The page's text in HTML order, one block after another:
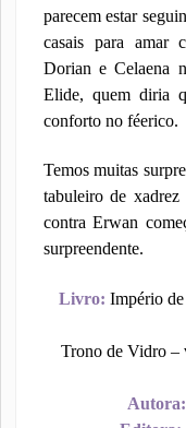
parecem estar
casais para amar
Dorian e Celaena
Elide, quem diria
conforto no féerico.
Temos muitas
tabuleiro de
contra Erwan
surpreendente.
Livro: Império de
Trono de Vidro –
Autora: